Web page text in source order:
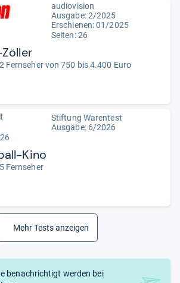
audiovision
Ausgabe: 2/2025
Erschienen: 01/2025
Seiten: 26
Fernseher von 750 bis 4.400 Euro
Stiftung Warentest
Ausgabe: 6/2026
Kino
Fernseher
Mehr Tests anzeigen
benachrichtigt werden bei